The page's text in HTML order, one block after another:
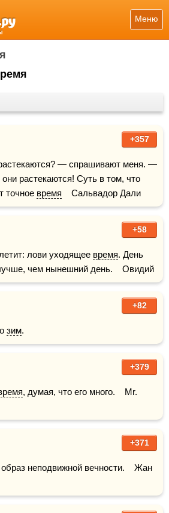
Меню
+357
— спрашивают меня. —
растекаются! Суть в том, что
точное время
    Сальвадор Дали
+58
лови уходящее время. День
чем нынешний день.    Овидий
+82
зим.
+379
, думая, что его много.    Mr.
+371
неподвижной вечности.    Жан